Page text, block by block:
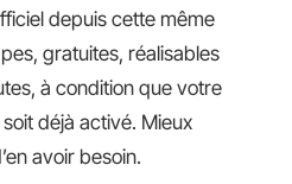
depuis cette même
gratuites, réalisables
à condition que votre
déjà activé. Mieux
avoir besoin.